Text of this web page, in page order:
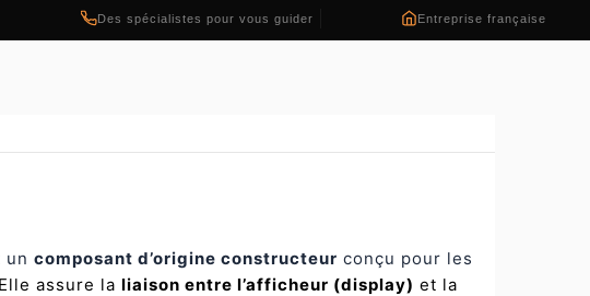
Des spécialistes pour vous guider Entreprise française
un composant d’origine constructeur conçu pour les
Elle assure la liaison entre l’afficheur (display) et la